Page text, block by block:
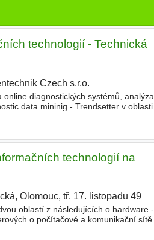
technologií - Technická
Czech s.r.o.
diagnostických systémů, analýza
data mininig - Trendsetter v oblasti
technologií na
Olomouc, tř. 17. listopadu 49|
oblastí z následujících o hardware -
o počítačové a komunikační sítě